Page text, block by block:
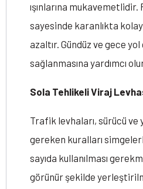
ışınlarına
sayesinde karanlıkta
azaltır. Gündüz ve gece
sağlanmasına yardımcı
Sola Tehlikeli Viraj
Trafik levhaları, sürücü ve
gereken kuralları
sayıda kullanılması
görünür şekilde